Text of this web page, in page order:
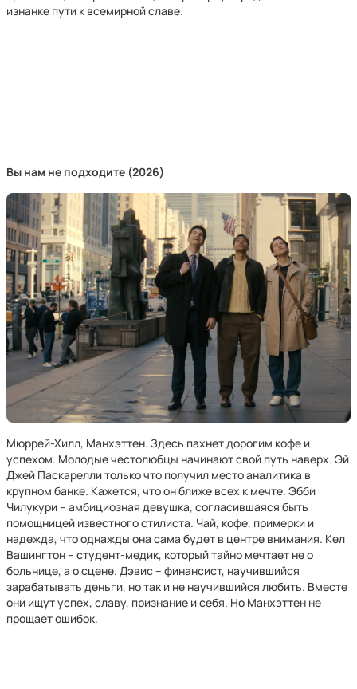
изнанке пути к всемирной славе.
Вы нам не подходите (2026)
Мюррей-Хилл, Манхэттен. Здесь пахнет дорогим кофе и
успехом. Молодые честолюбцы начинают свой путь наверх. Эй
Джей Паскарелли только что получил место аналитика в
крупном банке. Кажется, что он ближе всех к мечте. Эбби
Чилукури – амбициозная девушка, согласившаяся быть
помощницей известного стилиста. Чай, кофе, примерки и
надежда, что однажды она сама будет в центре внимания. Кел
Вашингтон – студент-медик, который тайно мечтает не о
больнице, а о сцене. Дэвис – финансист, научившийся
зарабатывать деньги, но так и не научившийся любить. Вместе
они ищут успех, славу, признание и себя. Но Манхэттен не
прощает ошибок.